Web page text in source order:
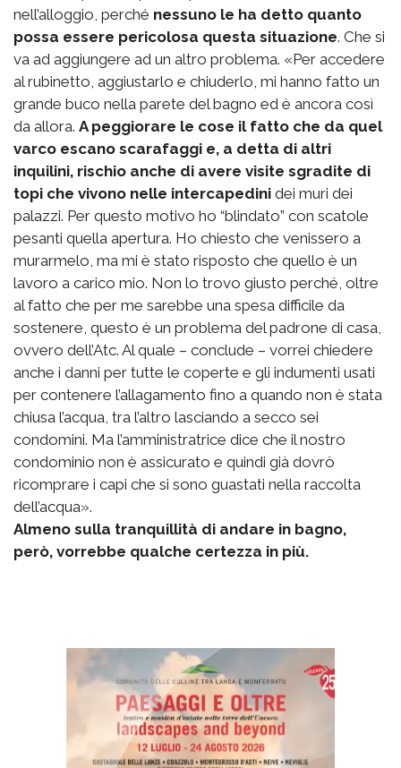
nell’alloggio, perché nessuno le ha detto quanto
possa essere pericolosa questa situazione. Che si
va ad aggiungere ad un altro problema. «Per accedere
al rubinetto, aggiustarlo e chiuderlo, mi hanno fatto un
grande buco nella parete del bagno ed è ancora così
da allora. A peggiorare le cose il fatto che da quel
varco escano scarafaggi e, a detta di altri
inquilini, rischio anche di avere visite sgradite di
topi che vivono nelle intercapedini dei muri dei
palazzi. Per questo motivo ho “blindato” con scatole
pesanti quella apertura. Ho chiesto che venissero a
murarmelo, ma mi è stato risposto che quello è un
lavoro a carico mio. Non lo trovo giusto perché, oltre
al fatto che per me sarebbe una spesa difficile da
sostenere, questo è un problema del padrone di casa,
ovvero dell’Atc. Al quale – conclude – vorrei chiedere
anche i danni per tutte le coperte e gli indumenti usati
per contenere l’allagamento fino a quando non è stata
chiusa l’acqua, tra l’altro lasciando a secco sei
condomini. Ma l’amministratrice dice che il nostro
condominio non è assicurato e quindi già dovrò
ricomprare i capi che si sono guastati nella raccolta
dell’acqua».
Almeno sulla tranquillità di andare in bagno,
però, vorrebbe qualche certezza in più.